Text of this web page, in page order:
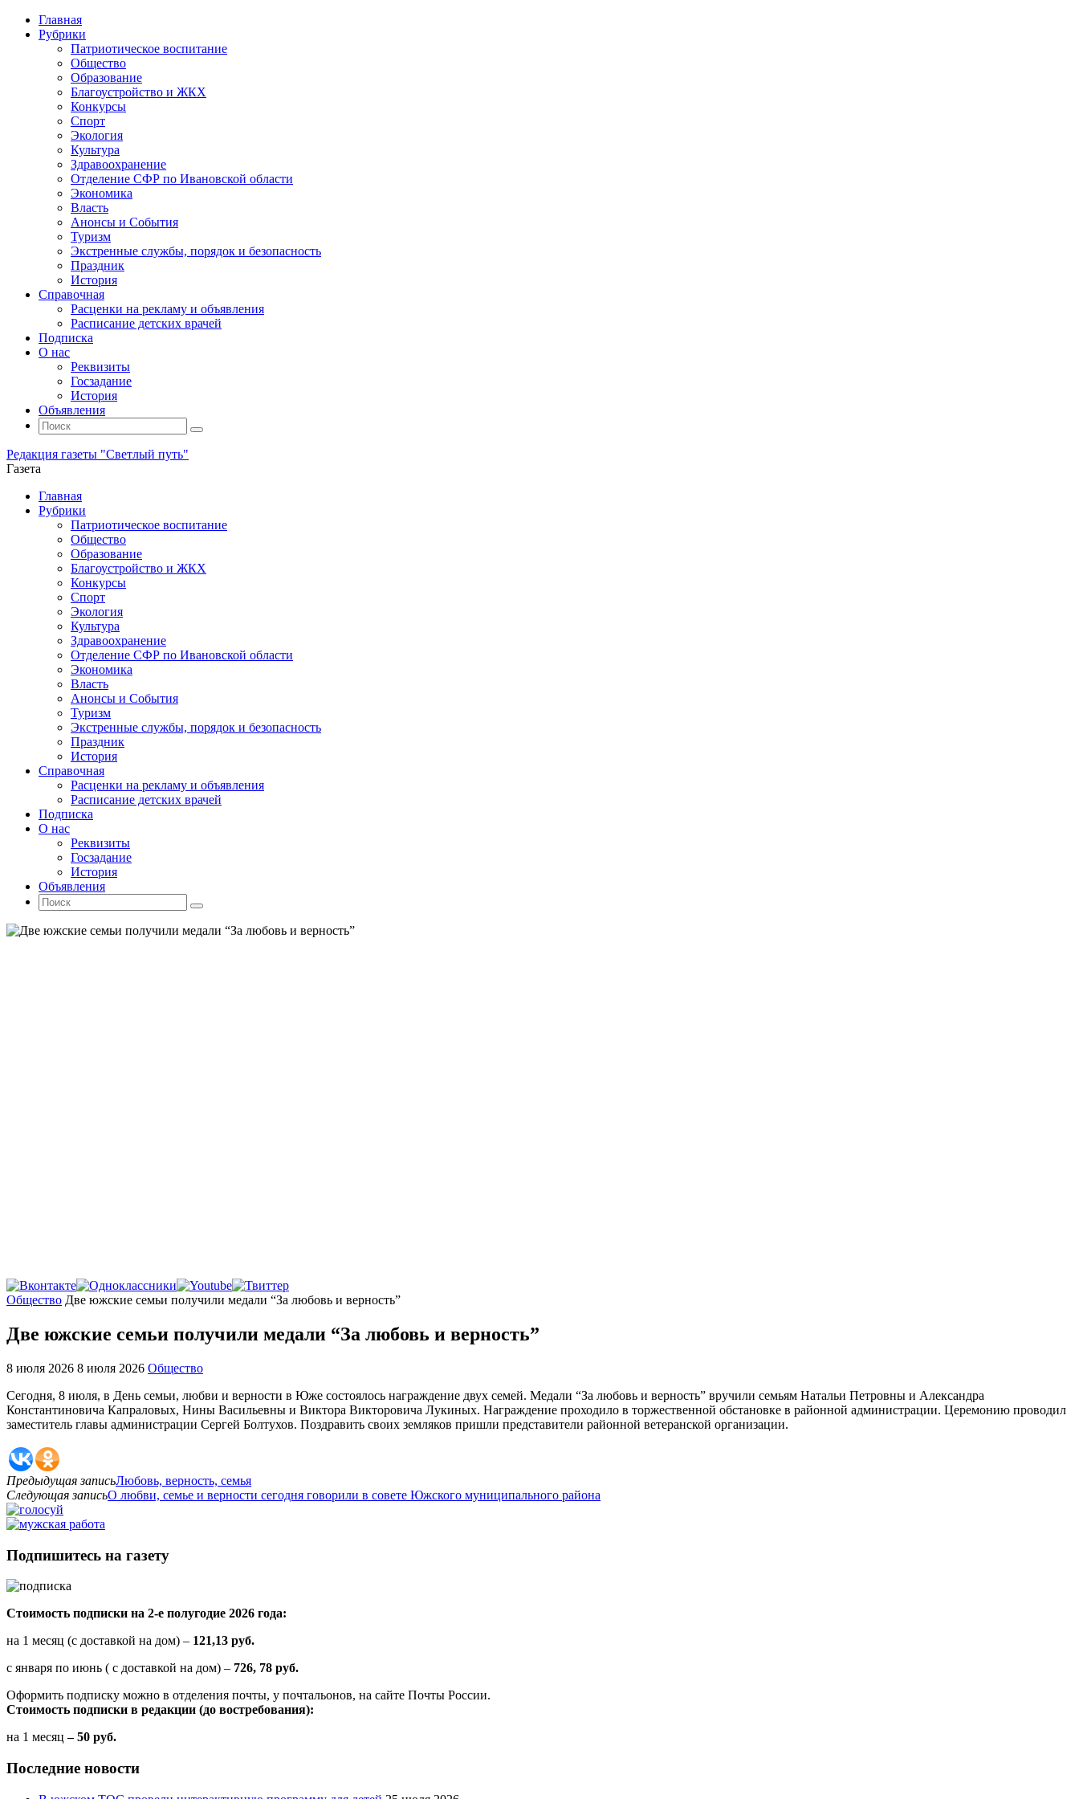
Главная
Рубрики
Патриотическое воспитание
Общество
Образование
Благоустройство и ЖКХ
Конкурсы
Спорт
Экология
Культура
Здравоохранение
Отделение СФР по Ивановской области
Экономика
Власть
Анонсы и События
Туризм
Экстренные службы, порядок и безопасность
Праздник
История
Справочная
Расценки на рекламу и объявления
Расписание детских врачей
Подписка
О нас
Реквизиты
Госзадание
История
Объявления
Поиск
Искать:
Поиск
Редакция газеты "Светлый путь"
Газета
Промотать
содержимому
Главная
Рубрики
Патриотическое воспитание
Общество
Образование
Благоустройство и ЖКХ
Конкурсы
Спорт
Экология
Культура
Здравоохранение
Отделение СФР по Ивановской области
Экономика
Власть
Анонсы и События
Туризм
Экстренные службы, порядок и безопасность
Праздник
История
Справочная
Расценки на рекламу и объявления
Расписание детских врачей
Подписка
О нас
Реквизиты
Госзадание
История
Объявления
Поиск
Искать:
Поиск
Главная
Общество Две южские семьи получили медали “За любовь и верность”
Две южские семьи получили медали “За любовь и верность”
8 июля 2026 8 июля 2026 Общество
Сегодня, 8 июля, в День семьи, любви и верности в Юже состоялось награждение двух семей. Медали “За любовь и верность” вручили семьям Натальи Петровны и Александра
Константиновича Капраловых, Нины Васильевны и Виктора Викторовича Лукиных. Награждение проходило в торжественной обстановке в районной администрации. Церемонию проводил
заместитель главы администрации Сергей Болтухов. Поздравить своих земляков пришли представители районной ветеранской организации.
Предыдущая записьЛюбовь, верность, семья
Следующая записьО любви, семье и верности сегодня говорили в совете Южского муниципального района
Подпишитесь на газету
Стоимость подписки на 2-е полугодие 2026 года:
на 1 месяц (с доставкой на дом) – 121,13 руб.
с января по июнь ( с доставкой на дом) – 726, 78 руб.
Оформить подписку можно в отделения почты, у почтальонов, на сайте Почты России.
Стоимость подписки в редакции (до востребования):
на 1 месяц – 50 руб.
Последние новости